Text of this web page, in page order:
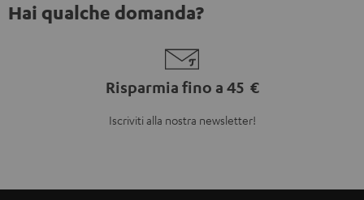
Hai qualche domanda?
Risparmia fino a 45 €
Iscriviti alla nostra newsletter!